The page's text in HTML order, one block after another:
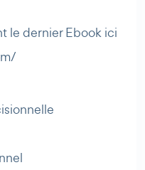
le dernier Ebook ici